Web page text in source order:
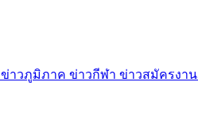
ข่าวภูมิภาค ข่าวกีฬา ข่าวสมัครงาน